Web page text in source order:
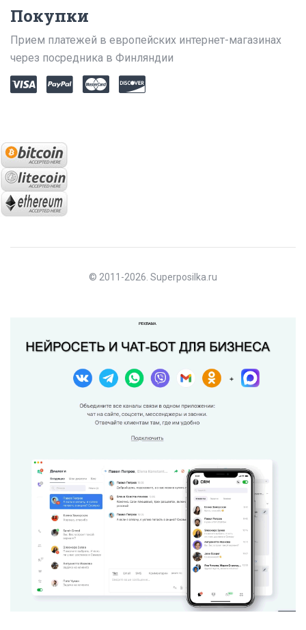
Покупки
Прием платежей в европейских интернет-магазинах
через посредника в Финляндии
© 2011-2026. Superposilka.ru